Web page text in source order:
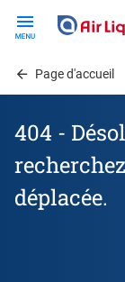
contentPage d'accueil
404 -
déplacée.